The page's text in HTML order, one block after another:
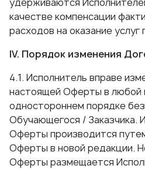
качестве компенсации
расходов на оказание услуг
IV. Порядок изменения
4.1. Исполнитель вправе
настоящей Оферты в любой
одностороннем порядке
Обучающегося / Заказчика.
Оферты производится
Оферты в новой редакции.
Оферты размещается